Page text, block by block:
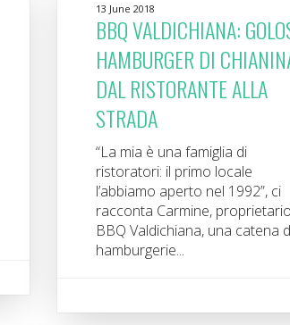
13 June 2018
BBQ VALDICHIANA:
HAMBURGER DI
DAL RISTORANTE ALLA
STRADA
“La mia è una famiglia di
ristoratori: il primo locale
l’abbiamo aperto nel 1992”, ci
racconta Carmine,
BBQ Valdichiana, una catena
hamburgerie...